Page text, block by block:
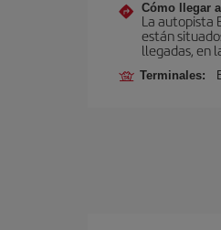
Cómo llegar
La autopista
están
llegadas, en
Terminales: